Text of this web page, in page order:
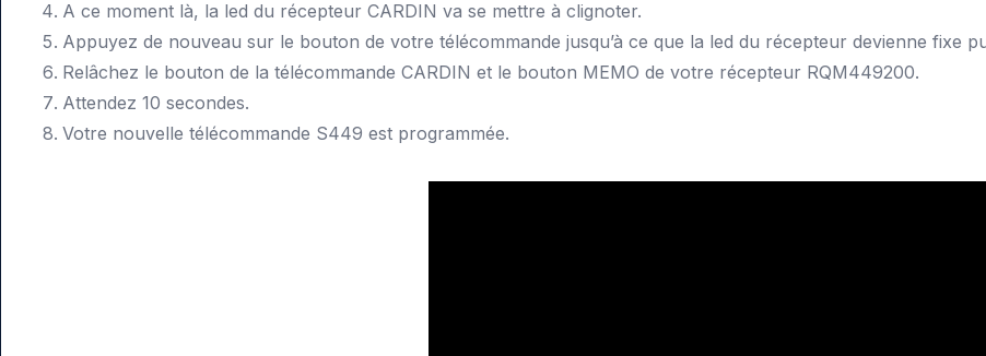
A ce moment là, la led du récepteur CARDIN va se mettre à clignoter.
Appuyez de nouveau sur le bouton de votre télécommande jusqu’à ce que la led du récepteur devienne fixe
Relâchez le bouton de la télécommande CARDIN et le bouton MEMO de votre récepteur RQM449200.
Attendez 10 secondes.
Votre nouvelle télécommande S449 est programmée.